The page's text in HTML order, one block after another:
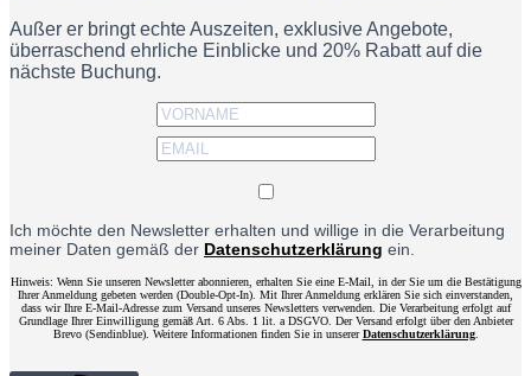
Außer er bringt echte Auszeiten, exklusive Angebote,
überraschend ehrliche Einblicke und 20% Rabatt auf die
nächste Buchung.
Ich möchte den Newsletter erhalten und willige in die Verarbeitung
meiner Daten gemäß der Datenschutzerklärung ein.
Hinweis: Wenn Sie unseren Newsletter abonnieren, erhalten Sie eine E-Mail, in der Sie um die Bestätigung
Ihrer Anmeldung gebeten werden (Double-Opt-In). Mit Ihrer Anmeldung erklären Sie sich einverstanden,
dass wir Ihre E-Mail-Adresse zum Versand unseres Newsletters verwenden. Die Verarbeitung erfolgt auf
Grundlage Ihrer Einwilligung gemäß Art. 6 Abs. 1 lit. a DSGVO. Der Versand erfolgt über den Anbieter
Brevo (Sendinblue). Weitere Informationen finden Sie in unsererDatenschutzerklärung.